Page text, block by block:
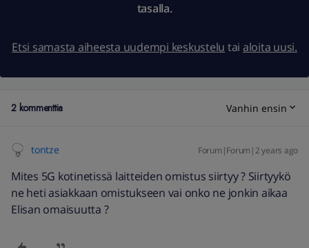
tasalla.
Etsi samasta aiheesta uudempi keskustelu tai aloita uusi.
2 kommenttia Vanhin ensin
tontze Forum|Forum|2 years ago
Mites 5G kotinetissä laitteiden omistus siirtyy ? Siirtyykö
ne heti asiakkaan omistukseen vai onko ne jonkin aikaa
Elisan omaisuutta ?